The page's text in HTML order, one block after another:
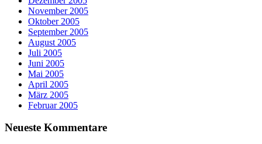
November 2005
Oktober 2005
September 2005
August 2005
Juli 2005
Juni 2005
Mai 2005
April 2005
März 2005
Februar 2005
Neueste Kommentare